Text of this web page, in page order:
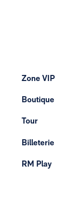
Zone VIP
Boutique
Tour
Billeterie
RM Play